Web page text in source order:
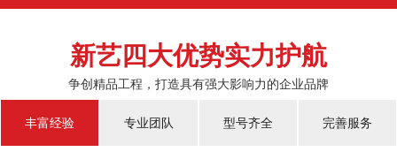
新艺四大优势实力护航
争创精品工程，打造具有强大影响力的企业品牌
丰富经验 专业团队 型号齐全 完善服务